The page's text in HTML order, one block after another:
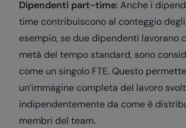
Dipendenti part-time: Anche i
time contribuiscono al conteggio degli
esempio, se due dipendenti lavorano
metà del tempo standard, sono
come un singolo FTE. Questo
un’immagine completa del lavoro
indipendentemente da come è
membri del team.